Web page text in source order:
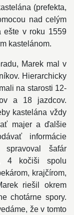
(prefekta,
nad celým
ešte v roku 1559
kastelánom.
Marek mal v
Hierarchicky
na starosti 12-
a 18 jazdcov.
kastelána vždy
majer a ďalšie
informácie
spravoval šafár
4 kočiši spolu
krajčírom,
riešil okrem
chotárne spory.
že v tomto